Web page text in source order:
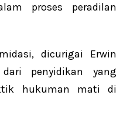
proses peradilan
dicurigai Erwin
penyidikan yang
hukuman mati di